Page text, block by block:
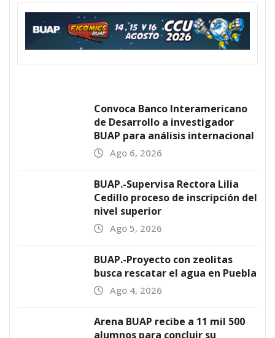
Convoca Banco Interamericano
de Desarrollo a investigador
BUAP para análisis internacional
Ago 6, 2026
BUAP.-Supervisa Rectora Lilia
Cedillo proceso de inscripción del
nivel superior
Ago 5, 2026
BUAP.-Proyecto con zeolitas
busca rescatar el agua en Puebla
Ago 4, 2026
Arena BUAP recibe a 11 mil 500
alumnos para concluir su